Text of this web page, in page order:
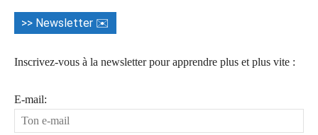
>> Newsletter ✉️
Inscrivez-vous à la newsletter pour apprendre plus et plus vite :
E-mail: